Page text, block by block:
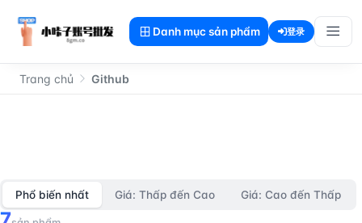
Danh mục sản phẩm 登录
Trang chủ Github
Github
Phổ biến nhất Giá: Thấp đến Cao Giá: Cao đến Thấp